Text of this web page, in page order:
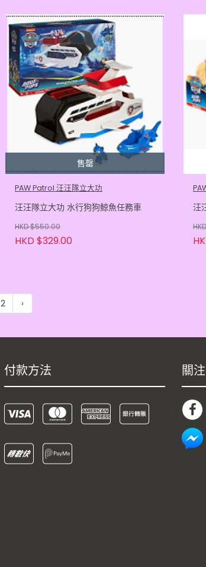
售罄
PAW Patrol 汪汪隊立大功
汪汪隊立大功 水行狗狗鯨魚任務車
HKD $550.00
HKD $329.00
汪
2 ›
付款方法 關